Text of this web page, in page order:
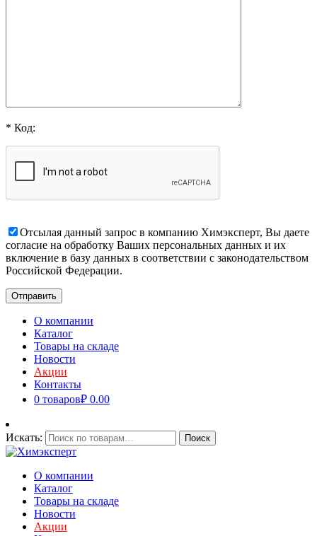
* Код:
Отсылая данный запрос в компанию Химэксперт, Вы даете
согласие на обработку Ваших персональных данных и их
включение в базу данных в соответствии с законодательством
Российской Федерации.
О компании
Каталог
Товары на складе
Новости
Акции
Контакты
0 товаров₽ 0.00
Искать: Поиск
О компании
Каталог
Товары на складе
Новости
Акции